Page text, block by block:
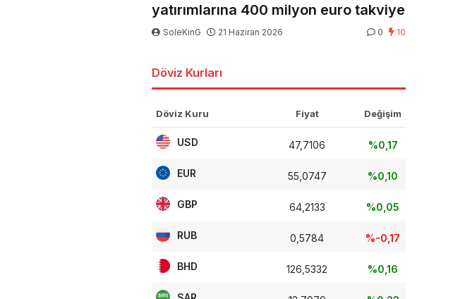
yatırımlarına 400 milyon euro takviye
SoleKinG 21 Haziran 2026 0 10
Döviz Kurları
Döviz Kuru Fiyat Değişim
USD 47,7106 %0,17
EUR 55,0747 %0,10
GBP 64,2133 %0,05
RUB 0,5784 %-0,17
BHD 126,5332 %0,16